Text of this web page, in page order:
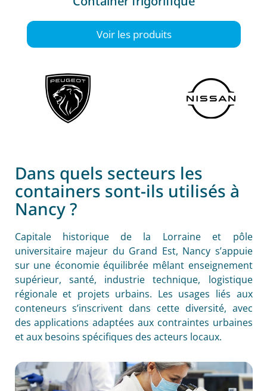
Voir les produits
Dans quels secteurs les
containers sont-ils utilisés à
Nancy ?
Capitale historique de la Lorraine et pôle
universitaire majeur du Grand Est, Nancy s’appuie
sur une économie équilibrée mêlant enseignement
supérieur, santé, industrie technique, logistique
régionale et projets urbains. Les usages liés aux
conteneurs s’inscrivent dans cette diversité, avec
des applications adaptées aux contraintes urbaines
et aux besoins spécifiques des acteurs locaux.